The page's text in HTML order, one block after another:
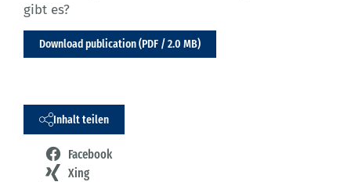
gibt es?
Download publication (PDF / 2.0 MB)
Inhalt teilen
Facebook
Xing